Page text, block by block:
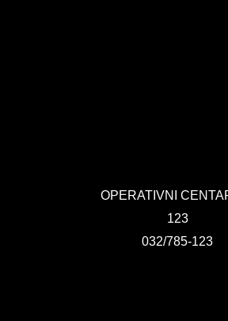
OPERATIVNI
123
032/785-123